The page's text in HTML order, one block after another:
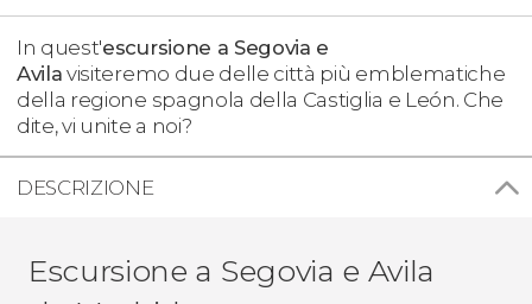
In quest'escursione a Segovia e
Avila visiteremo due delle città più emblematiche
della regione spagnola della Castiglia e León. Che
dite, vi unite a noi?
DESCRIZIONE
Escursione a Segovia e Avila